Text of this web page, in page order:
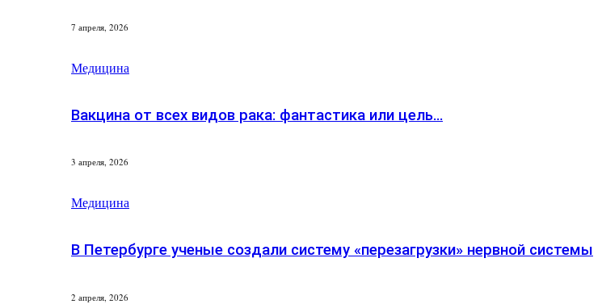
7 апреля, 2026
Медицина
Вакцина от всех видов рака: фантастика или цель…
3 апреля, 2026
Медицина
В Петербурге ученые создали систему «перезагрузки» нервной системы
2 апреля, 2026